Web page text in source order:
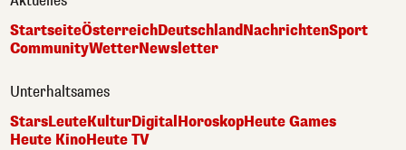
StartseiteÖsterreichDeutschlandNachrichtenSport
CommunityWetterNewsletter
Unterhaltsames
StarsLeuteKulturDigital HoroskopHeute Games
Heute KinoHeute TV